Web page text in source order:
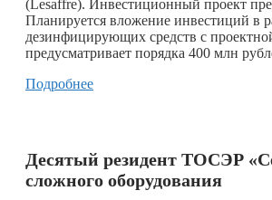
(Lesaffre). Инвестиционный проект
Планируется вложение инвестиций в
дезинфицирующих средств с
предусматривает порядка 400 млн
Подробнее
Десятый резидент ТОСЭР
сложного оборудования